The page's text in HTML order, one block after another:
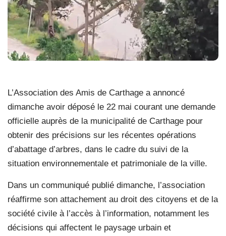
L’Association des Amis de Carthage a annoncé
dimanche avoir déposé le 22 mai courant une demande
officielle auprès de la municipalité de Carthage pour
obtenir des précisions sur les récentes opérations
d’abattage d’arbres, dans le cadre du suivi de la
situation environnementale et patrimoniale de la ville.
Dans un communiqué publié dimanche, l’association
réaffirme son attachement au droit des citoyens et de la
société civile à l’accès à l’information, notamment les
décisions qui affectent le paysage urbain et